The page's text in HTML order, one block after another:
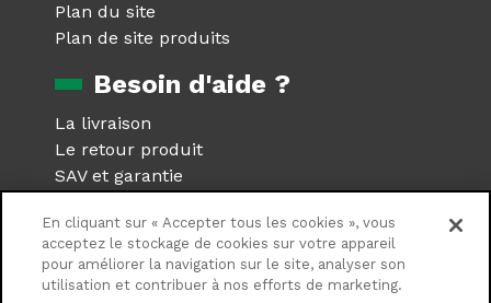
Plan du site
Plan de site produits
Besoin d'aide ?
La livraison
Le retour produit
SAV et garantie
Réseaux sociaux
Suivez nous sur les réseaux
En cliquant sur « Accepter tous les cookies », vous
acceptez le stockage de cookies sur votre appareil
pour améliorer la navigation sur le site, analyser son
utilisation et contribuer à nos efforts de marketing.